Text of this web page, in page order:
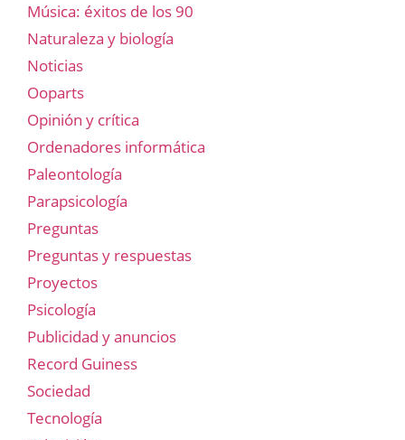
Música: éxitos de los 90
Naturaleza y biología
Noticias
Ooparts
Opinión y crítica
Ordenadores informática
Paleontología
Parapsicología
Preguntas
Preguntas y respuestas
Proyectos
Psicología
Publicidad y anuncios
Record Guiness
Sociedad
Tecnología